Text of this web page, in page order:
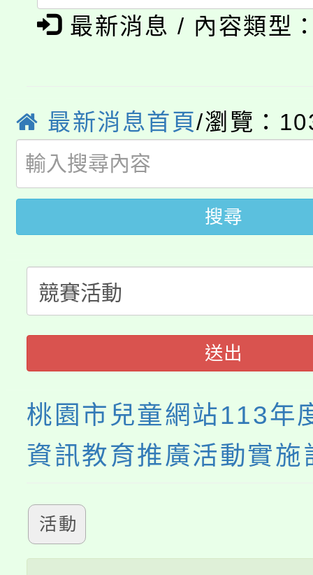
《TA101》溝通分析基
系所師生報名參加。
淨零綠生活教案入校路
學籍身 分審查程序及
版
淨零綠領人才培育課程
公告本校115學年度第
代理(課)教師甄選結果(
「2026金融保險知識
車」活動
桃園市115學年度學生
生本土語及新住民語歌
代理(課)教師甄選結果(
公告本校115學年度第
代理(課)教師甄選結果(
轉知中國文化大學推廣
《TA101》溝通分析基
程，歡迎學生輔導中心
心理、諮商輔導、社會
最新消息 / 內容類型
最新消息首頁/瀏覽：
搜尋
送出
桃園市兒童網站113年
資訊教育推廣活動實施
活動